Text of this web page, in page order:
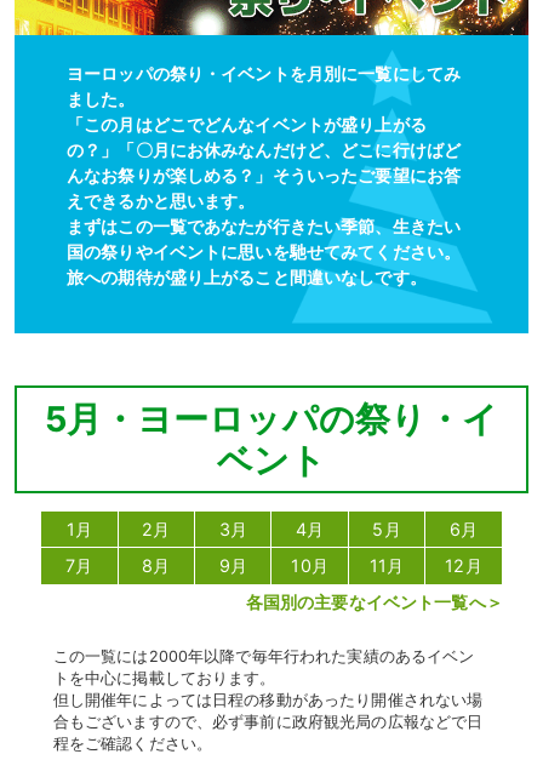
ヨーロッパの祭り・イベントを月別に一覧にしてみ
ました。
「この月はどこでどんなイベントが盛り上がる
の？」「〇月にお休みなんだけど、どこに行けばど
んなお祭りが楽しめる？」そういったご要望にお答
えできるかと思います。
まずはこの一覧であなたが行きたい季節、生きたい
国の祭りやイベントに思いを馳せてみてください。
旅への期待が盛り上がること間違いなしです。
5月・ヨーロッパの祭り・イ
ベント
1月 2月 3月 4月 5月
6月
7月
8月 9月 10月 11月
12月
各国別の主要なイベント一覧へ＞
この一覧には2000年以降で毎年行われた実績のあるイベン
トを中心に掲載しております。
但し開催年によっては日程の移動があったり開催されない場
合もございますので、必ず事前に政府観光局の広報などで日
程をご確認ください。